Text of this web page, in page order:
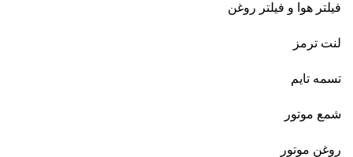
فیلتر هوا و فیلتر روغن
لنت ترمز
تسمه تایم
شمع موتور
روغن موتور